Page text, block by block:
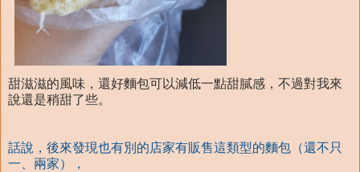
甜滋滋的風味，還好麵包可以減低一點甜膩感，不過對我來
說還是稍甜了些。
話說，後來發現也有別的店家有販售這類型的麵包（還不只
一、兩家），